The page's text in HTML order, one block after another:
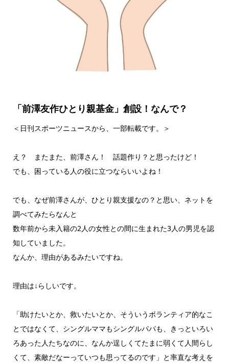
「前澤友作ひとり親基金」創設！なんで？
＜日刊スポーツニュースから、一部転載です。＞
え？ またまた、前澤さん！ 話題作り？と思ったけど！
でも、困っている人の役に立つならいいよね！
でも、なぜ前澤さんが、ひとり親支援なの？と思い、ネットを
調べてみたらなんと
数年前から未入籍の2人の女性との間に生まれた3人の男児を認
知していました。
なんか、理由があるみたいですね。
理由は↓らしいです。
「助けたいとか、救いたいとか、そういうボランティア的なこ
とではなくて、シングルママもシングルパパも、きっといろい
ろあった人たちなのに、なんか逞しくてたまに弱くて人間らし
くて、素敵だなーっていつも思ってるのです」と率直な考えを